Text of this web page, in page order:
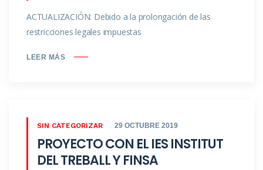
ACTUALIZACIÓN: Debido a la prolongación de las
restricciones legales impuestas
LEER MÁS
SIN CATEGORIZAR 29 OCTUBRE 2019
PROYECTO CON EL IES INSTITUT
DEL TREBALL Y FINSA